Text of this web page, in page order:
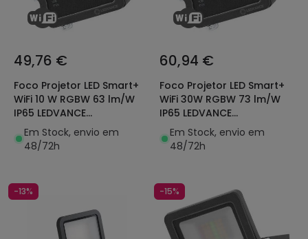
49,76 €
Foco Projetor LED Smart+
WiFi 10 W RGBW 63 lm/W
IP65 LEDVANCE
4099854739903
Em Stock, envio em
48/72h
60,94 €
Foco Projetor LED Smart+
WiFi 30W RGBW 73 lm/W
IP65 LEDVANCE
4058075474642
Em Stock, envio em
48/72h
-13% -15%